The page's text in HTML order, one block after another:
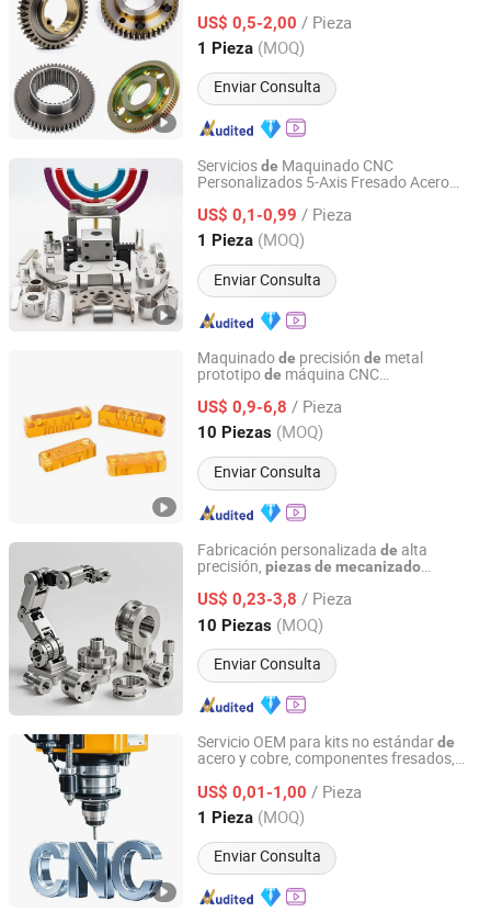
Maquinado
US$ 0,5-2,00 / Pieza
1 Pieza (MOQ)
Enviar Consulta
Guangdong, China Desde 2020
Serviciosde Maquinado CNC
Personalizados 5-Axis Fresado Acero
TorneadoPiezas deMaquinado CNC
US$ 0,1-0,99 / Pieza
1 Pieza (MOQ)
Enviar Consulta
Shenzhen Huarui Century Technology Co., Ltd.
Guangdong, China Desde 2025
Maquinadode precisión de metal
prototipode máquina CNC
delanza
US$ 0,9-6,8 / Pieza
10 Piezas (MOQ)
Enviar Consulta
Shenzhen Honvision Precision Technology Co., Ltd.
Guangdong, China Desde 2021
Fabricación personalizada de alta
precisión, piezasde mecanizado
torneado, fresado, perforación y
rectificado
US$ 0,23-3,8 / Pieza
10 Piezas (MOQ)
Enviar Consulta
Suzhou Everich Industrial Tech Co., Ltd
Jiangsu, China Desde 2025
Servicio OEM para kits no estándarde
acero y cobre, componentes fresados,
piezas dealuminio
US$ 0,01-1,00 / Pieza
1 Pieza (MOQ)
Enviar Consulta
Dongguan Hongxia Precision Machinery Co., Ltd.
Guangdong, China Desde 2025